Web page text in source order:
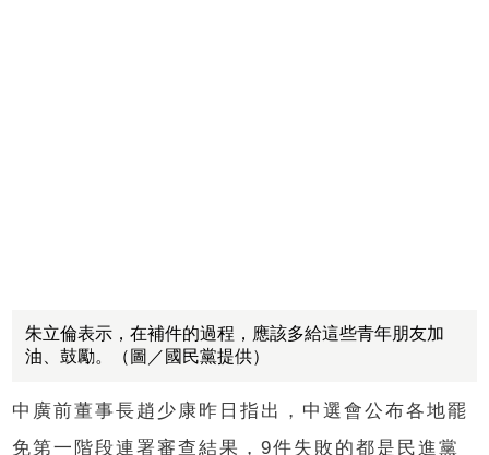
朱立倫表示，在補件的過程，應該多給這些青年朋友加
油、鼓勵。（圖／國民黨提供）
中廣前董事長趙少康昨日指出，中選會公布各地罷
免第一階段連署審查結果，9件失敗的都是民進黨